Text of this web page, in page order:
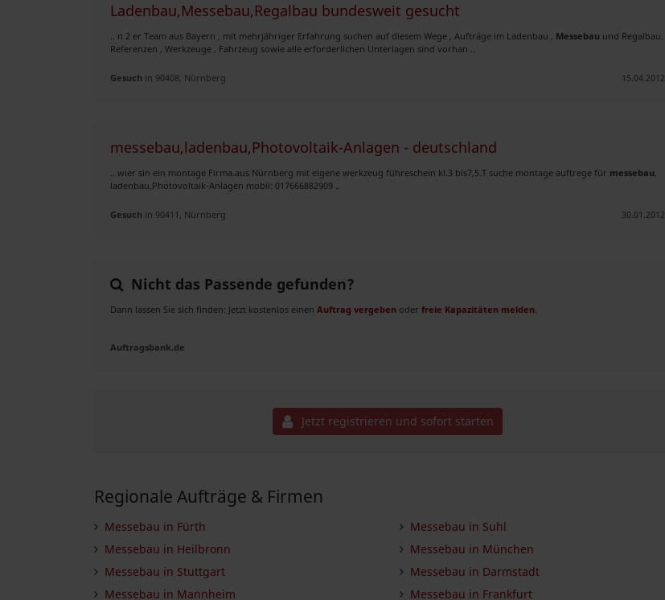
Ladenbau,Messebau,Regalbau bundesweit gesucht
.. n 2 er Team aus Bayern , mit mehrjähriger Erfahrung suchen auf diesem Wege , Aufträge im Ladenbau , Messebau und Regalbau.
Referenzen , Werkzeuge , Fahrzeug sowie alle erforderlichen Unterlagen sind vorhan ..
Gesuch in 90408, Nürnberg 15.04.2012
messebau,ladenbau,Photovoltaik-Anlagen - deutschland
.. wier sin ein montage Firma.aus Nürnberg mit eigene werkzeug führeschein kl.3 bis7,5.T suche montage auftrege für messebau,
ladenbau,Photovoltaik-Anlagen mobil: 017666882909 ..
Gesuch in 90411, Nürnberg 30.01.2012
Nicht das Passende gefunden?
Dann lassen Sie sich finden: Jetzt kostenlos einen Auftrag vergeben oder freie Kapazitäten melden.
Auftragsbank.de
Jetzt registrieren und sofort starten
Regionale Aufträge & Firmen
Messebau in Fürth
Messebau in Suhl
Messebau in Heilbronn
Messebau in München
Messebau in Stuttgart
Messebau in Darmstadt
Messebau in Mannheim
Messebau in Frankfurt